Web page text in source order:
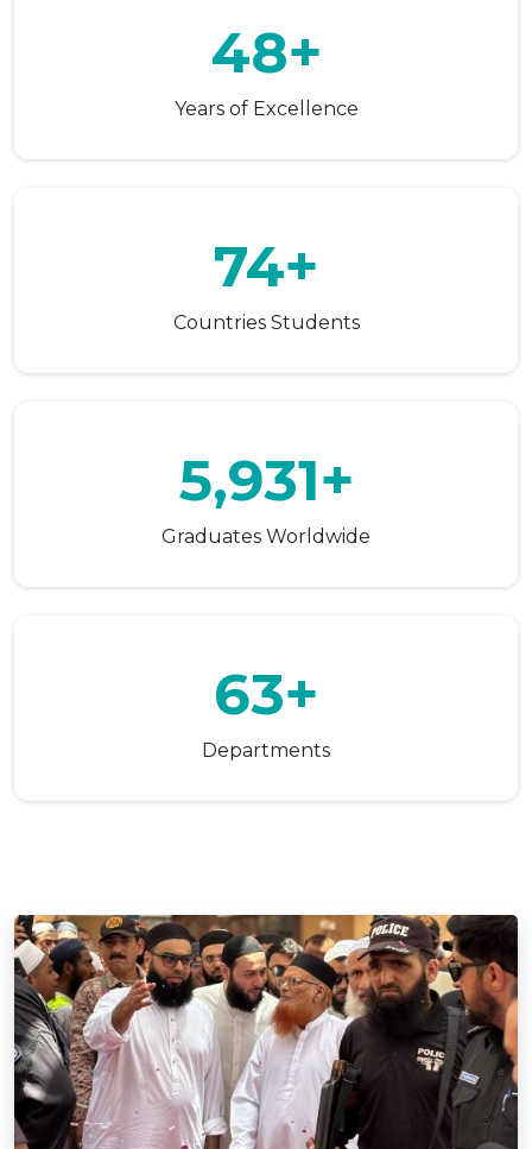
48+
Years of Excellence
74+
Countries Students
5,931+
Graduates Worldwide
63+
Departments